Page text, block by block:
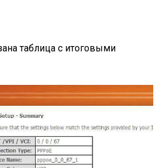
таблица с итоговыми